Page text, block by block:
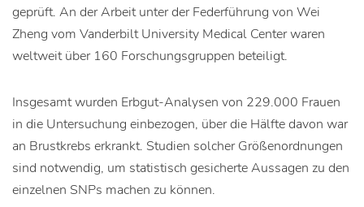
geprüft. An der Arbeit unter der Federführung von Wei
Zheng vom Vanderbilt University Medical Center waren
weltweit über 160 Forschungsgruppen beteiligt.
Insgesamt wurden Erbgut-Analysen von 229.000 Frauen
in die Untersuchung einbezogen, über die Hälfte davon war
an Brustkrebs erkrankt. Studien solcher Größenordnungen
sind notwendig, um statistisch gesicherte Aussagen zu den
einzelnen SNPs machen zu können.